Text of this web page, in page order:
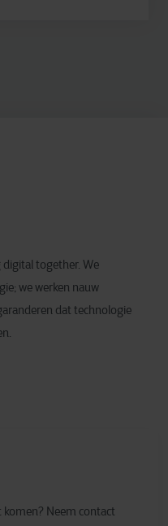
digital together. We
we werken nauw
dat technologie
komen? Neem contact